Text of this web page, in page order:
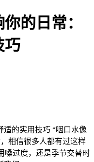
的日常：
巧
适的实用技巧 “咽口水像
相信很多人都有过这样
过度，还是季节交替时